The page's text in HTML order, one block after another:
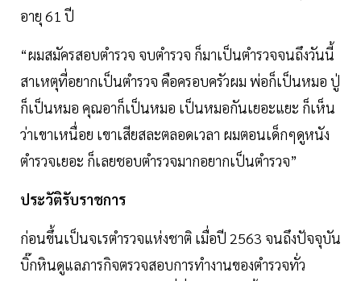
อายุ 61 ปี
“ผมสมัครสอบตำรวจ จบตำรวจ ก็มาเป็นตำรวจจนถึงวันนี้
สาเหตุที่อยากเป็นตำรวจ คือครอบครัวผม พ่อก็เป็นหมอ ปู่
ก็เป็นหมอ คุณอาก็เป็นหมอ เป็นหมอกันเยอะแยะ ก็เห็น
ว่าเขาเหนื่อย เขาเสียสละตลอดเวลา ผมตอนเด็กๆดูหนัง
ตำรวจเยอะ ก็เลยชอบตำรวจมากอยากเป็นตำรวจ”
ประวัติรับราชการ
ก่อนขึ้นเป็นจเรตำรวจแห่งชาติ เมื่อปี 2563 จนถึงปัจจุบัน
บิ๊กหินดูแลภารกิจตรวจสอบการทำงานของตำรวจทั่ว